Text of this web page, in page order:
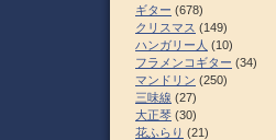
ギター (678)
クリスマス (149)
ハンガリー人 (10)
フラメンコギター (34)
マンドリン (250)
三味線 (27)
大正琴 (30)
花ふらり (21)